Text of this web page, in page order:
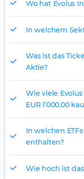
Wo hat Evolus
In welchem
Was ist das
Aktie?
Wie viele
EUR 1’000.00
In welchen
enthalten?
Wie hoch ist